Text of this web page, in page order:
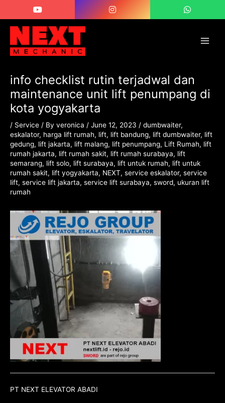
content
info checklist rutin terjadwal dan
maintenance unit lift penumpang di
kota yogyakarta
/ Service / By veronica / June 12, 2023 / dumbwaiter,
eskalator, harga lift rumah, lift, lift bandung, lift dumbwaiter, lift
gedung, lift jakarta, lift malang, lift penumpang, Lift Rumah, lift
rumah jakarta, lift rumah sakit, lift rumah surabaya, lift
semarang, lift solo, lift surabaya, lift untuk rumah, lift untuk
rumah sakit, lift yogyakarta, NEXT, service eskalator, service
lift, service lift jakarta, service lift surabaya, sword, ukuran lift
rumah
PT NEXT ELEVATOR ABADI
navigation